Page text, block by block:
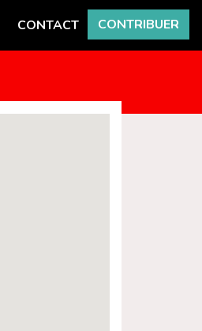
CONTACT CONTRIBUER